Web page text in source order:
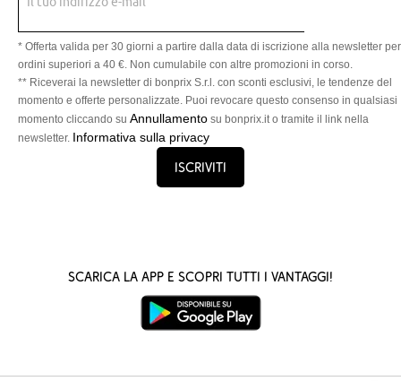
* Offerta valida per 30 giorni a partire dalla data di iscrizione alla newsletter per
ordini superiori a 40 €. Non cumulabile con altre promozioni in corso.
** Riceverai la newsletter di bonprix S.r.l. con sconti esclusivi, le tendenze del
momento e offerte personalizzate. Puoi revocare questo consenso in qualsiasi
momento cliccando su Annullamento su bonprix.it o tramite il link nella
newsletter. Informativa sulla privacy
Iscriviti
Scarica la App e scopri tutti i vantaggi!